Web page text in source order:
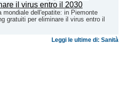
mondiale dell'epatite: in Piemonte
gratuiti per eliminare il virus entro il
Leggi le ultime di: Sanità